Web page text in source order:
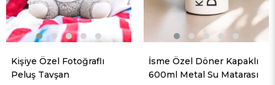
Kişiye Özel Fotoğraflı
Peluş Tavşan
İsme Özel Döner Kapaklı
600ml Metal Su Matarası